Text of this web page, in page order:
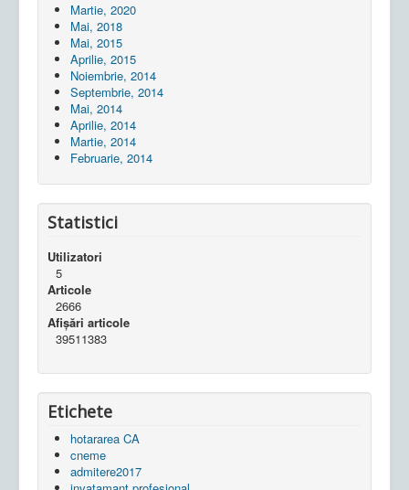
Martie, 2020
Mai, 2018
Mai, 2015
Aprilie, 2015
Noiembrie, 2014
Septembrie, 2014
Mai, 2014
Aprilie, 2014
Martie, 2014
Februarie, 2014
Statistici
Utilizatori
5
Articole
2666
Afișări articole
39511383
Etichete
hotararea CA
cneme
admitere2017